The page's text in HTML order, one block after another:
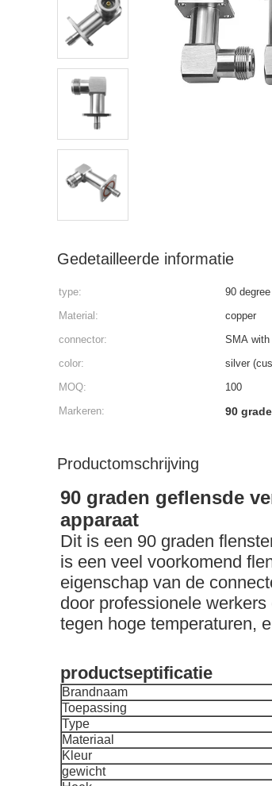
Gedetailleerde informatie
type:
Material:
copper
connector:
SMA with
color:
silver
MOQ:
100
Markeren:
90
Productomschrijving
90 graden geflensde
apparaat
Dit is een 90 graden
is een veel voorkomend
eigenschap van de
door professionele
tegen hoge temperaturen,
productseptificatie
Brandnaam
Toepassing
Type
Materiaal
Kleur
gewicht